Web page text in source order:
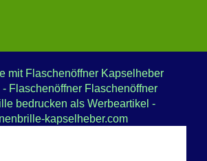
mit Flaschenöffner Kapselheber
- Flaschenöffner Flaschenöffner
bedrucken als Werbeartikel -
kapselheber.com